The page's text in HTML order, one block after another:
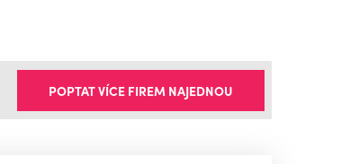
POPTAT VÍCE FIREM NAJEDNOU